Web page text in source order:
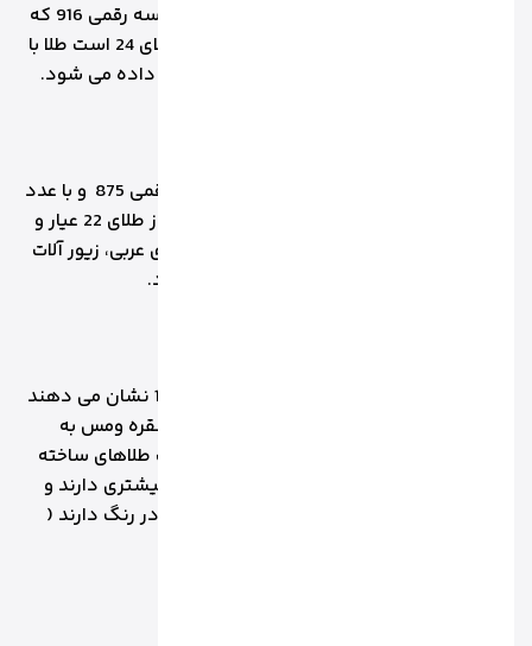
طلای 22 عیار با درجه خلوص 91.66 درصد و کد سه رقمی 916 که
مقاومت آن بیشتر از طلای 18 عیار و کم تر از طلای 24 است طلا با
این طلا با درصد خلوص 87.5 درصد و کد سه رقمی 875 و با عدد
21K نشان داده می شود که مقاومت بیشتری از طلای 22 عیار و
کم تر از 18 عیار دارد. طلای 21 عیار در کشورهای عربی، زیور آلات
سنتی و به صورت استفاده مجلسی کاربرد دارد.
طلای 18 عیار با درصد خلوص 750 که با عدد 18k نشان می دهند
در واقع از 75 درصد طلای خالص و 25 درصد از نقره ومس به
عنوان فلزات دیگر استفاده شده است. اکثریت طلاهای ساخته
شده در ایران عیار 18 دارند چون هم مقاومت بیشتری دارند و
هم دوام بیشتر. این طلاها تنوع بسیار بالایی در رنگ دارند (